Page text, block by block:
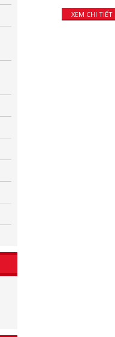
XEM CHI TIẾT